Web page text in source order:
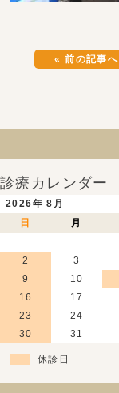
« 前の記事へ
診療カレンダー
2026年 8月
日
月
2
3
9
10
16
17
23
24
30
31
休診日